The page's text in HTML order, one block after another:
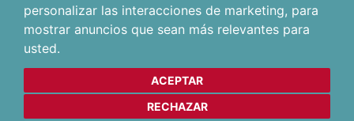
personalizar las interacciones de marketing, para
mostrar anuncios que sean más relevantes para
usted.
ACEPTAR
RECHAZAR